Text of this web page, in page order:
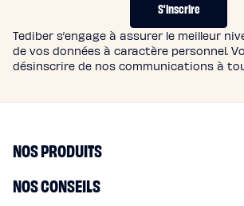
S
S'inscrire
Tediber s’engage à assurer le meilleur
de vos données à caractère personnel.
désinscrire de nos communications à
NOS PRODUITS
NOS CONSEILS